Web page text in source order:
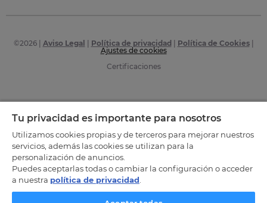
©2026| Aviso Legal Política de privacidad Política de Cookies|
Ajustes de cookies
Certificaciones
Tu privacidad es importante para nosotros
Utilizamos cookies propias y de terceros para mejorar nuestros
servicios, además las cookies se utilizan para la
personalización de anuncios.
Puedes aceptarlas todas o cambiar la configuración o acceder
a nuestra política de privacidad